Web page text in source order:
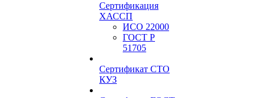
Сертификация
ХАССП
ИСО 22000
ГОСТ Р
51705
Сертификат СТО
КУЗ